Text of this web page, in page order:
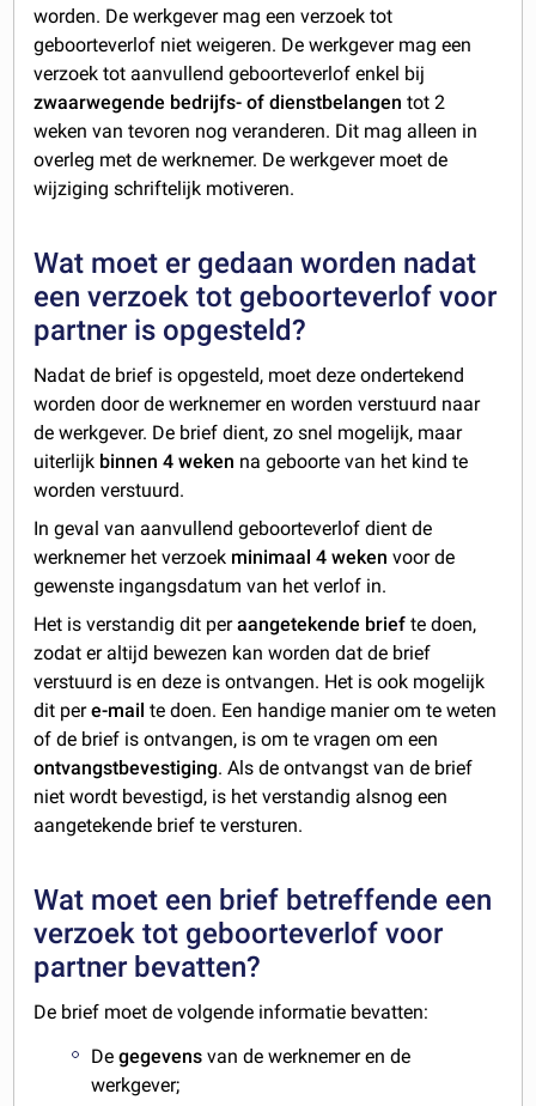
worden. De werkgever mag een verzoek tot
geboorteverlof niet weigeren. De werkgever mag een
verzoek tot aanvullend geboorteverlof enkel bij
zwaarwegende bedrijfs- of dienstbelangen tot 2
weken van tevoren nog veranderen. Dit mag alleen in
overleg met de werknemer. De werkgever moet de
wijziging schriftelijk motiveren.
Wat moet er gedaan worden nadat
een verzoek tot geboorteverlof voor
partner is opgesteld?
Nadat de brief is opgesteld, moet deze ondertekend
worden door de werknemer en worden verstuurd naar
de werkgever. De brief dient, zo snel mogelijk, maar
uiterlijk binnen 4 weken na geboorte van het kind te
worden verstuurd.
In geval van aanvullend geboorteverlof dient de
werknemer het verzoek minimaal 4 weken voor de
gewenste ingangsdatum van het verlof in.
Het is verstandig dit peraangetekende brief te doen,
zodat er altijd bewezen kan worden dat de brief
verstuurd is en deze is ontvangen. Het is ook mogelijk
dit pere-mail te doen. Een handige manier om te weten
of de brief is ontvangen, is om te vragen om een
ontvangstbevestiging. Als de ontvangst van de brief
niet wordt bevestigd, is het verstandig alsnog een
aangetekende brief te versturen.
Wat moet een brief betreffende een
verzoek tot geboorteverlof voor
partner bevatten?
De brief moet de volgende informatie bevatten:
Degegevens van de werknemer en de
werkgever;